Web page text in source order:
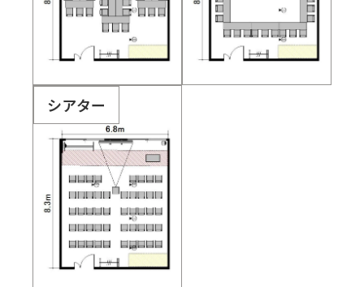
シアター